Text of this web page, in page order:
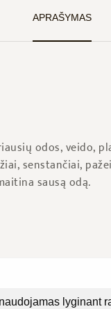
APRAŠYMAS
odos, veido,
senstančiai,
sausą odą.
lyginant